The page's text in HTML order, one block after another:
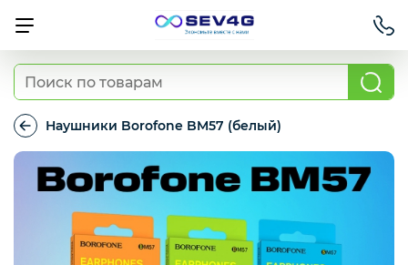
Тарифы
Приставки
Умный дом
Наушники Borofone BM57 (белый)
Наушники
Borofone
BM57
(белый)